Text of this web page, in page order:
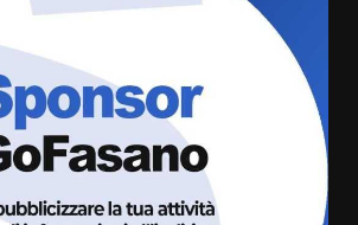
La magia del Minareto e la prima
assoluta de “L’Albergo
Belvedere. Il rapimento”
6 Agosto 2026 06:15